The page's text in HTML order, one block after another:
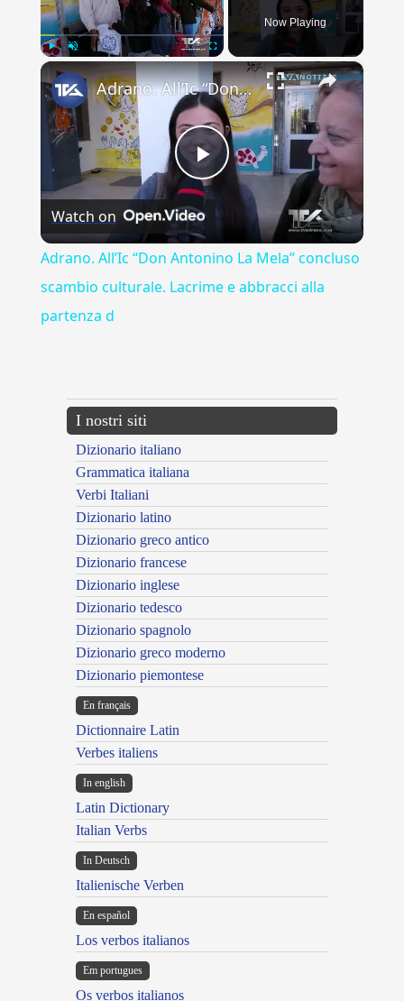
Now Playing
×
Play
Video
Adrano. All’Ic “Don Antonino La Mela” concluso scambio culturale. Lacrime e abbracci alla partenza d
Watch on
Adrano. All’Ic “Don Antonino La Mela” concluso
scambio culturale. Lacrime e abbracci alla
partenza d
I nostri siti
Dizionario italiano
Grammatica italiana
Verbi Italiani
Dizionario latino
Dizionario greco antico
Dizionario francese
Dizionario inglese
Dizionario tedesco
Dizionario spagnolo
Dizionario greco moderno
Dizionario piemontese
En français
Dictionnaire Latin
Verbes italiens
In english
Latin Dictionary
Italian Verbs
In Deutsch
Italienische Verben
En español
Los verbos italianos
Em portugues
Os verbos italianos